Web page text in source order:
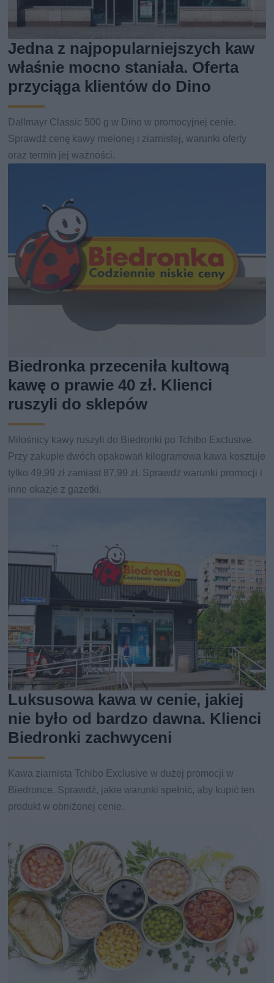
Jedna z najpopularniejszych kaw
właśnie mocno staniała. Oferta
przyciąga klientów do Dino
Dallmayr Classic 500 g w Dino w promocyjnej cenie.
Sprawdź cenę kawy mielonej i ziarnistej, warunki oferty
oraz termin jej ważności.
Biedronka przeceniła kultową
kawę o prawie 40 zł. Klienci
ruszyli do sklepów
Miłośnicy kawy ruszyli do Biedronki po Tchibo Exclusive.
Przy zakupie dwóch opakowań kilogramowa kawa kosztuje
tylko 49,99 zł zamiast 87,99 zł. Sprawdź warunki promocji i
inne okazje z gazetki.
Luksusowa kawa w cenie, jakiej
nie było od bardzo dawna. Klienci
Biedronki zachwyceni
Kawa ziarnista Tchibo Exclusive w dużej promocji w
Biedronce. Sprawdź, jakie warunki spełnić, aby kupić ten
produkt w obniżonej cenie.